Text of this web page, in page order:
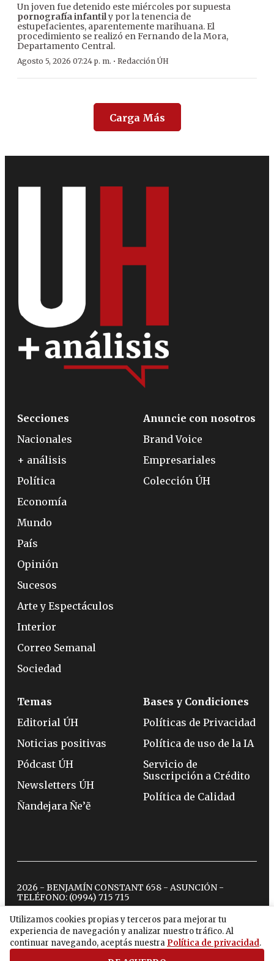
Un joven fue detenido este miércoles por supuesta
pornografía infantily por la tenencia de
estupefacientes, aparentemente marihuana. El
procedimiento se realizó en Fernando de la Mora,
Departamento Central.
Agosto 5, 2026 07:24 p. m. · Redacción ÚH
Carga Más
Utilizamos cookies propias y terceros para mejorar tu
experiencia de navegación y analizar nuestro tráfico. Al
continuar navegando, aceptás nuestra Política de privacidad.
Secciones
Nacionales
+ análisis
Política
Economía
Mundo
País
Opinión
Sucesos
Arte y Espectáculos
Interior
Correo Semanal
Sociedad
Anuncie con nosotros
Brand Voice
Empresariales
Colección ÚH
Temas
Editorial ÚH
Noticias positivas
Pódcast ÚH
Newsletters ÚH
Ñandejara Ñe’ẽ
Bases y Condiciones
Políticas de Privacidad
Política de uso de la IA
Servicio de
Suscripción a Crédito
Política de Calidad
2026 - BENJAMÍN CONSTANT 658 - ASUNCIÓN -
TELÉFONO: (0994) 715 715
twitterinstagram
facebook
tiktokyoutubespotify